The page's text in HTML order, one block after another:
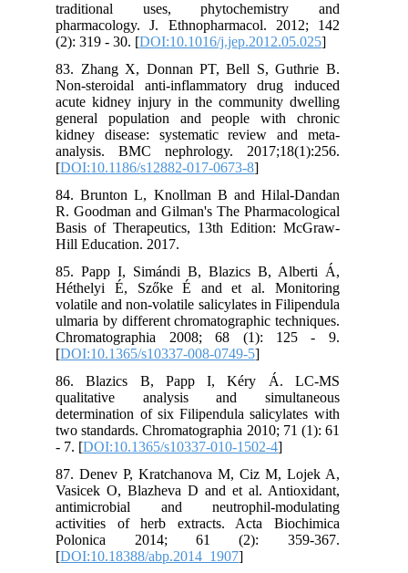
traditional uses, phytochemistry and
pharmacology. J. Ethnopharmacol. 2012; 142
(2): 319 - 30. [DOI:10.1016/j.jep.2012.05.025
83. Zhang X, Donnan PT, Bell S, Guthrie B.
Non-steroidal anti-inflammatory drug induced
acute kidney injury in the community dwelling
general population and people with chronic
kidney disease: systematic review and meta-
analysis. BMC nephrology. 2017;18(1):256.
[DOI:10.1186/s12882-017-0673-8
84. Brunton L, Knollman B and Hilal-Dandan
R. Goodman and Gilman's The Pharmacological
Basis of Therapeutics, 13th Edition: McGraw-
Hill Education. 2017.
85. Papp I, Simándi B, Blazics B, Alberti Á,
Héthelyi É, Szőke É and et al. Monitoring
volatile and non-volatile salicylates in Filipendula
ulmaria by different chromatographic techniques.
Chromatographia 2008; 68 (1): 125 - 9.
[DOI:10.1365/s10337-008-0749-5
86. Blazics B, Papp I, Kéry Á. LC-MS
qualitative analysis and simultaneous
determination of six Filipendula salicylates with
two standards. Chromatographia 2010; 71 (1): 61
- 7. [DOI:10.1365/s10337-010-1502-4
87. Denev P, Kratchanova M, Ciz M, Lojek A,
Vasicek O, Blazheva D and et al. Antioxidant,
antimicrobial and neutrophil-modulating
activities of herb extracts. Acta Biochimica
Polonica 2014; 61 (2): 359-367.
[DOI:10.18388/abp.2014_1907